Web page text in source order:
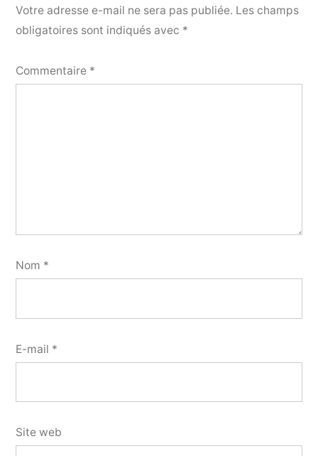
Votre adresse e-mail ne sera pas publiée. Les champs
obligatoires sont indiqués avec *
Commentaire *
Nom *
E-mail *
Site web